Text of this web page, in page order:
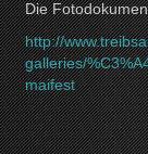
Die
http://
galleries/
maifest